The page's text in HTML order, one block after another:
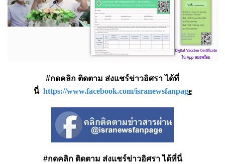
#กดคลิก ติดตาม ส่งแชร์ข่าวอิศรา ได้ที่
นี่ https://www.facebook.com/isranewsfanpage
#กดคลิก ติดตาม ส่งแชร์ข่าวอิศรา ได้ที่นี่